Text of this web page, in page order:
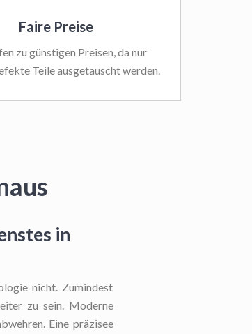
Faire Preise
zu günstigen Preisen, da nur
Teile ausgetauscht werden.
in
nicht. Zumindest
zu sein. Moderne
Eine präzisee